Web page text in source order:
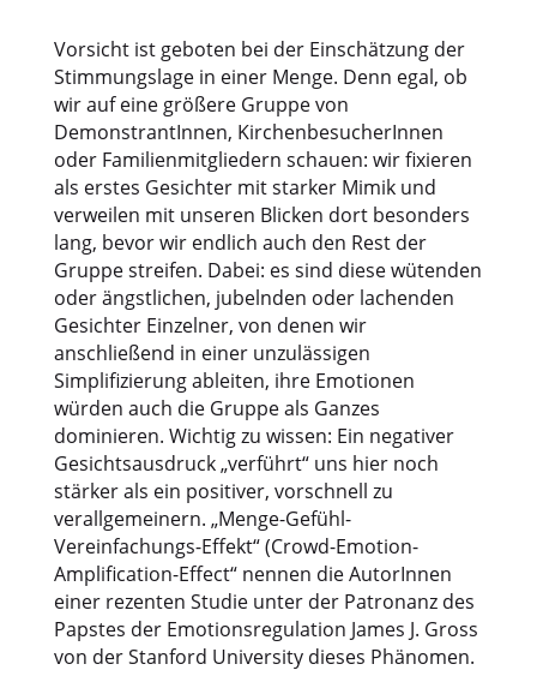
Vorsicht ist geboten bei der Einschätzung der
Stimmungslage in einer Menge. Denn egal, ob
wir auf eine größere Gruppe von
DemonstrantInnen, KirchenbesucherInnen
oder Familienmitgliedern schauen: wir fixieren
als erstes Gesichter mit starker Mimik und
verweilen mit unseren Blicken dort besonders
lang, bevor wir endlich auch den Rest der
Gruppe streifen. Dabei: es sind diese wütenden
oder ängstlichen, jubelnden oder lachenden
Gesichter Einzelner, von denen wir
anschließend in einer unzulässigen
Simplifizierung ableiten, ihre Emotionen
würden auch die Gruppe als Ganzes
dominieren. Wichtig zu wissen: Ein negativer
Gesichtsausdruck „verführt“ uns hier noch
stärker als ein positiver, vorschnell zu
verallgemeinern. „Menge-Gefühl-
Vereinfachungs-Effekt“ (Crowd-Emotion-
Amplification-Effect“ nennen die AutorInnen
einer rezenten Studie unter der Patronanz des
Papstes der Emotionsregulation James J. Gross
von der Stanford University dieses Phänomen.